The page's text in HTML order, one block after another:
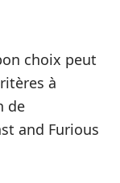
choix peut
à
de
and Furious